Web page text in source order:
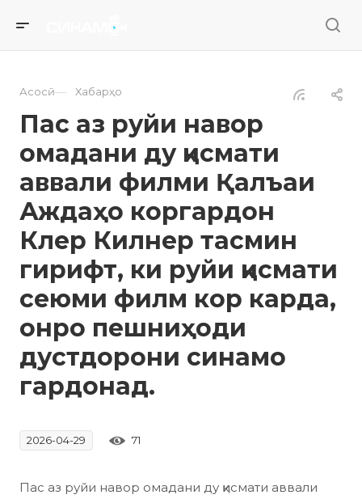
Асосӣ — Хабарҳо
Пас аз руйи навор
омадани ду қисмати
аввали филми Қалъаи
Аждаҳо коргардон
Клер Килнер тасмин
гирифт, ки руйи қисмати
сеюми филм кор карда,
онро пешниҳоди
дустдорони синамо
гардонад.
2026-04-29 71
Пас аз руйи навор омадани ду қисмати аввали